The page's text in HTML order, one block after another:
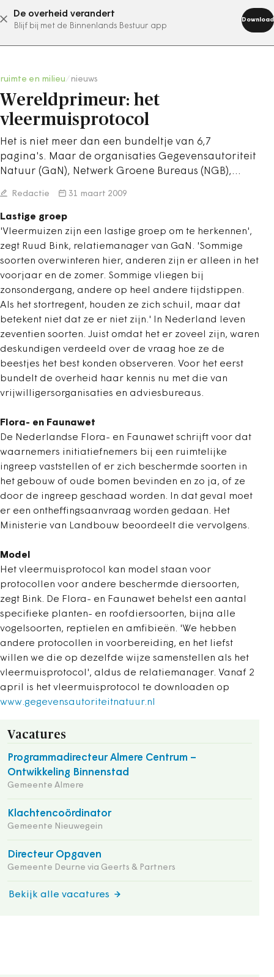
De overheid verandert
Blijf bij met de Binnenlands Bestuur app
Download
abonneer nu
ruimte en milieu nieuws
Wereldprimeur: het
vleermuisprotocol
Het is niet meer dan een bundeltje van 6,7
pagina's. Maar de organisaties Gegevensautoriteit
Natuur (GaN), Netwerk Groene Bureaus (NGB),…
Redactie 31 maart 2009
Lastige groep
'Vleermuizen zijn een lastige groep om te herkennen',
zegt Ruud Bink, relatiemanager van GaN. 'Sommige
soorten overwinteren hier, anderen zijn er alleen in het
voorjaar en de zomer. Sommige vliegen bij
zonsondergang, andere op heel andere tijdstippen.
Als het stortregent, houden ze zich schuil, maar dat
betekent niet dat ze er niet zijn.' In Nederland leven
zeventien soorten. Juist omdat het er zoveel zijn, waren
deskundigen verdeeld over de vraag hoe ze de
beestjes het best konden observeren. Voor het eerst
bundelt de overheid haar kennis nu met die van
vrijwilligersorganisaties en adviesbureaus.
Flora- en Faunawet
De Nederlandse Flora- en Faunawet schrijft voor dat
waarnemers initiatiefnemers bij een ruimtelijke
ingreep vaststellen of er zich beschermde soorten in
het gebouw of oude bomen bevinden en zo ja, of ze
door de ingreep geschaad worden. In dat geval moet
er een ontheffingsaanvraag worden gedaan. Het
Ministerie van Landbouw beoordeelt die vervolgens.
Model
Het vleermuisprotocol kan model staan voor
protocollen voor andere beschermde diersoorten,
zegt Bink. De Flora- en Faunawet behelst een aantal
specifieke planten- en roofdiersoorten, bijna alle
vogelsoorten, reptielen en amfibieën. 'We hebben
andere protocollen in voorbereiding, en het liefst
willen we die op dezelfde wijze samenstellen als het
vleermuisprotocol', aldus de relatiemanager. Vanaf 2
april is het vleermuisprotocol te downloaden op
www.gegevensautoriteitnatuur.nl
Vacatures
Programmadirecteur Almere Centrum –
Ontwikkeling Binnenstad
Gemeente Almere
Klachtencoördinator
Gemeente Nieuwegein
Directeur Opgaven
Gemeente Deurne via Geerts & Partners
Bekijk alle vacatures